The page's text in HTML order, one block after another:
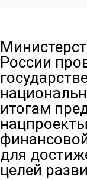
России
итогам
для
целей